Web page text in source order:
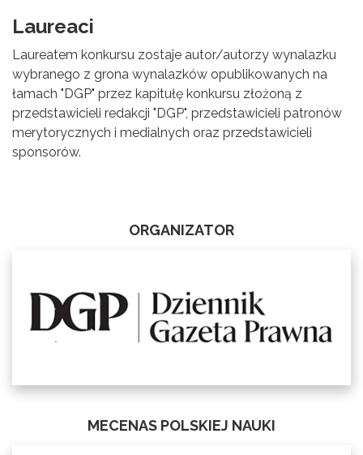
Laureaci
Laureatem konkursu zostaje autor/autorzy wynalazku
wybranego z grona wynalazków opublikowanych na
łamach "DGP" przez kapitułę konkursu złożoną z
przedstawicieli redakcji "DGP", przedstawicieli patronów
merytorycznych i medialnych oraz przedstawicieli
sponsorów.
ORGANIZATOR
MECENAS POLSKIEJ NAUKI